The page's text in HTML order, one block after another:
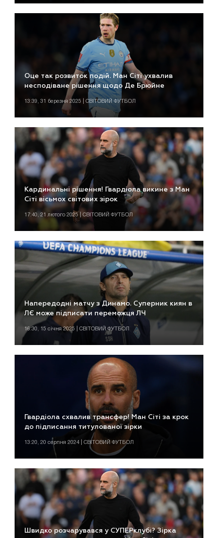
Оце так розвиток подій. Ман Сіті ухвалив
несподіване рішення щодо Де Брюйне
13:39, 31 березня 2025 | СВІТОВИЙ ФУТБОЛ
Кардинальні рішення! Гвардіола викине з Ман
Сіті вісьмох світових зірок
17:40, 21 лютого 2025 | СВІТОВИЙ ФУТБОЛ
Напередодні матчу з Динамо. Суперник киян в
ЛЄ може підписати переможця ЛЧ
16:30, 15 січня 2025 | СВІТОВИЙ ФУТБОЛ
Гвардіола схвалив трансфер! Ман Сіті за крок
до підписання титулованої зірки
13:20, 20 серпня 2024 | СВІТОВИЙ ФУТБОЛ
Швидко розчарувався у СУПЕРклубі? Зірка